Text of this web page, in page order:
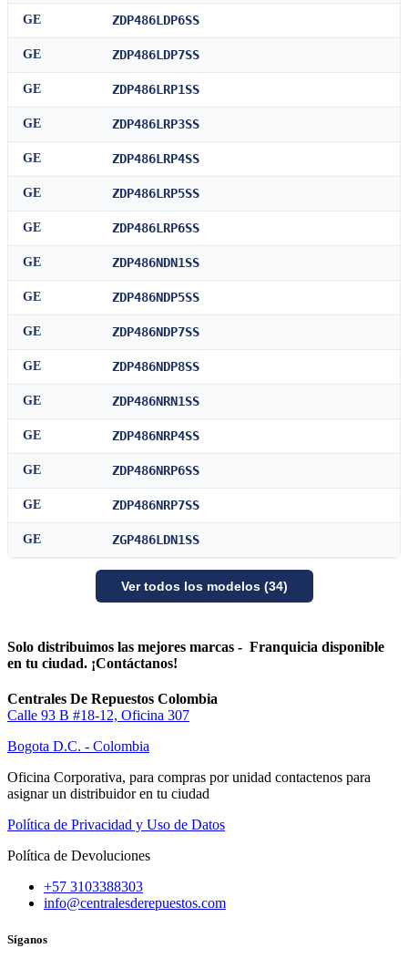
GE ZDP486LDP6SS
GE ZDP486LDP7SS
GE ZDP486LRP1SS
GE ZDP486LRP3SS
GE ZDP486LRP4SS
GE ZDP486LRP5SS
GE ZDP486LRP6SS
GE ZDP486NDN1SS
GE ZDP486NDP5SS
GE ZDP486NDP7SS
GE ZDP486NDP8SS
GE ZDP486NRN1SS
GE ZDP486NRP4SS
GE ZDP486NRP6SS
GE ZDP486NRP7SS
GE ZGP486LDN1SS
Ver todos los modelos (34)
Solo distribuimos las mejores marcas - Franquicia disponible
en tu ciudad. ¡Contáctanos!
Centrales De Repuestos Colombia
Calle 93 B #18-12, Oficina 307
Bogota D.C. - Colombia
Oficina Corporativa, para compras por unidad contactenos para
asignar un distribuidor en tu ciudad
Política de Privacidad y Uso de Datos
Política de Devoluciones
+57 3103388303
info@centralesderepuestos.com
Síganos